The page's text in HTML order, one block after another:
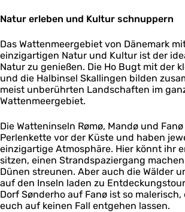
Natur erleben und Kultur schnuppern
Das Wattenmeergebiet von Dänemark
einzigartigen Natur und Kultur ist der
Natur zu genießen. Die Ho Bugt mit der
und die Halbinsel Skallingen bilden
meist unberührten Landschaften im
Wattenmeergebiet.
Die Watteninseln Rømø, Mandø und
Perlenkette vor der Küste und haben
einzigartige Atmosphäre. Hier könnt ihr
sitzen, einen Strandspaziergang
Dünen streunen. Aber auch die Wälder
auf den Inseln laden zu
Dorf Sønderho auf Fanø ist so
euch auf keinen Fall entgehen lassen.